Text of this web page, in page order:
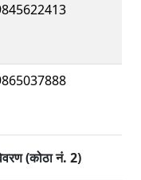
(कोठा नं. 2)